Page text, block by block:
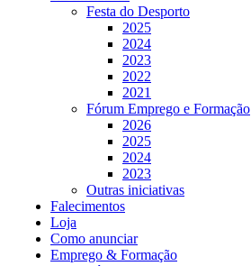
Festa do Desporto
2025
2024
2023
2022
2021
Fórum Emprego e Formação
2026
2025
2024
2023
Outras iniciativas
Falecimentos
Loja
Como anunciar
Emprego & Formação